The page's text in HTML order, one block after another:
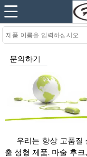
문의하기
우리는 항상 고품질
출 성형 제품, 마술 후